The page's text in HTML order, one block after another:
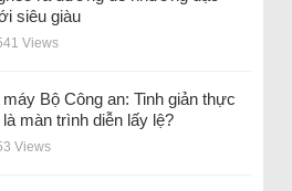
siêu giàu
Views
Bộ Công an: Tinh giản thực
màn trình diễn lấy lệ?
Views